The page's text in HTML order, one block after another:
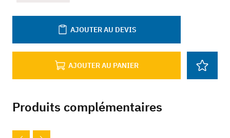
AJOUTER AU PANIER
AJOUTER AU DEVIS
Produits complémentaires